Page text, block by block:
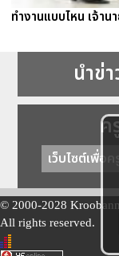
ทำงานแบบไหน เจ้าน
นำข่
ค
เว็บไซต์เพื่อ
© 2000-2028
All rights reserved.